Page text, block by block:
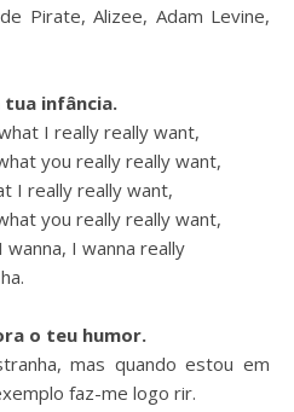
Pirate, Alizee, Adam Levine,
tua infância.
I really really want,
you really really want,
I really really want,
you really really want,
wanna, I wanna really
o teu humor.
mas quando estou em
faz-me logo rir.